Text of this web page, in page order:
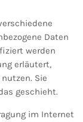
Daten
werden
erläutert,
Sie
geschieht.
im Internet